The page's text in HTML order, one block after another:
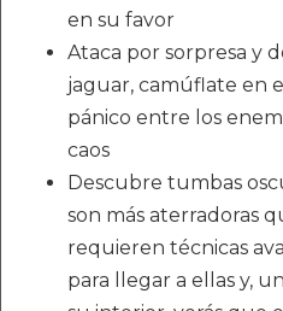
en su favor
Ataca por sorpresa y
jaguar, camúflate en
pánico entre los
caos
Descubre tumbas
son más aterradoras
requieren técnicas
para llegar a ellas y,